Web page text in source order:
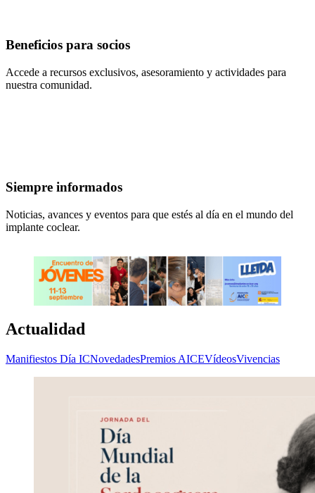
Beneficios para socios
Accede a recursos exclusivos, asesoramiento y actividades para
nuestra comunidad.
Siempre informados
Noticias, avances y eventos para que estés al día en el mundo del
implante coclear.
Actualidad
Manifiestos Día ICNovedadesPremios AICEVídeosVivencias